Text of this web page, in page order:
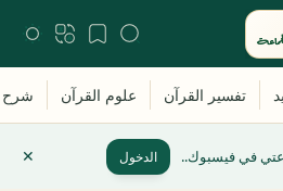
في فيسبوك.. الدخول